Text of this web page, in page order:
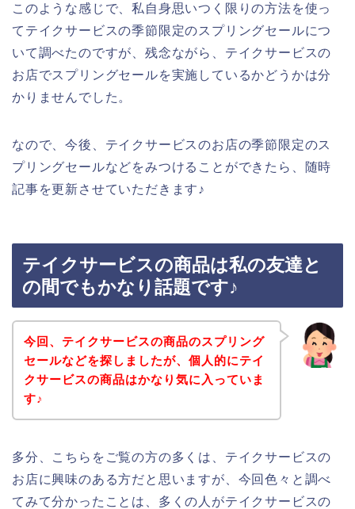
このような感じで、私自身思いつく限りの方法を使っ
てテイクサービスの季節限定のスプリングセールにつ
いて調べたのですが、残念ながら、テイクサービスの
お店でスプリングセールを実施しているかどうかは分
かりませんでした。
なので、今後、テイクサービスのお店の季節限定のス
プリングセールなどをみつけることができたら、随時
記事を更新させていただきます♪
テイクサービスの商品は私の友達と
の間でもかなり話題です♪
今回、テイクサービスの商品のスプリング
セールなどを探しましたが、個人的にテイ
クサービスの商品はかなり気に入っていま
す♪
多分、こちらをご覧の方の多くは、テイクサービスの
お店に興味のある方だと思いますが、今回色々と調べ
てみて分かったことは、多くの人がテイクサービスの